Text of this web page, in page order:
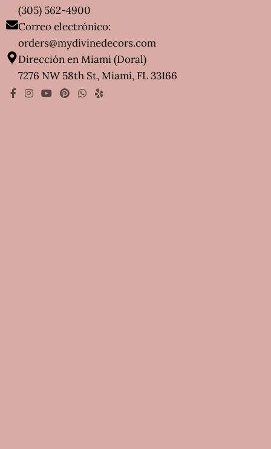
(305) 562-4900
Correo electrónico:
orders@mydivinedecors.com
Dirección en Miami (Doral)
7276 NW 58th St, Miami, FL 33166